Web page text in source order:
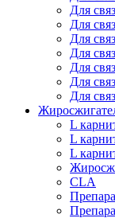
Для
Для
Для
Для
Для
Для
Для
L
L
L
CLA